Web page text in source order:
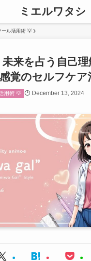
ミエルワタシ
ール活用術 💡
未来を占う自己理
覚のセルフケア
用術 💡 December 13, 2024